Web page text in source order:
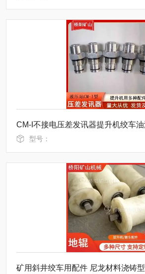
CM-I不接电压差发讯器提升机绞车
型号：
矿用斜井绞车用配件 尼龙材料浇铸